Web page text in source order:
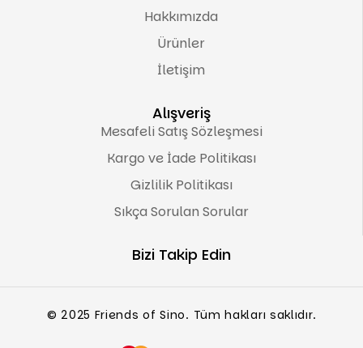
Hakkımızda
Ürünler
İletişim
Alışveriş
Mesafeli Satış Sözleşmesi
Kargo ve İade Politikası
Gizlilik Politikası
Sıkça Sorulan Sorular
Bizi Takip Edin
© 2025 Friends of Sino. Tüm hakları saklıdır.